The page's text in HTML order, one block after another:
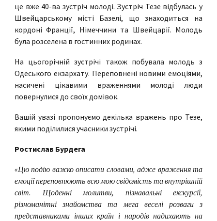
це вже 40-ва зустріч молоді. Зустріч Тезе відбулась у
Швейцарському місті Базелі, що знаходиться на
кордоні Франції, Німеччини та Швейцарії. Молодь
була розселена в гостинних родинах.
На цьогорічній зустрічі також побувала молодь з
Одеського екзархату. Переповнені новими емоціями,
насичені цікавими враженнями молоді люди
повернулися до своїх домівок.
Вашій увазі пропонуємо декілька вражень про Тезе,
якими поділилися учасники зустрічі.
Ростислав Бурдега
«Цю подію важко описати словами, адже враження та
емоції переповнюють всю мою свідомість та внутрішній
світ. Щоденні молитви, пізнавальні екскурсії,
різноманітні знайомства та мега веселі розваги з
представниками інших країн і народів надихають на